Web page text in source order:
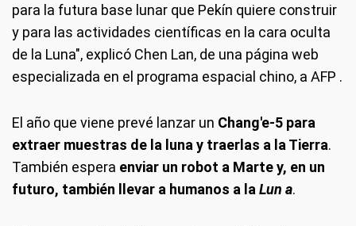
para la futura base lunar que Pekín quiere construir
y para las actividades científicas en la cara oculta
de la Luna", explicó Chen Lan, de una página web
especializada en el programa espacial chino, a AFP .
El año que viene prevé lanzar un Chang'e-5 para
extraer muestras de la luna y traerlas a la Tierra.
También espera enviar un robot a Marte y, en un
futuro, también llevar a humanos a laLun a.